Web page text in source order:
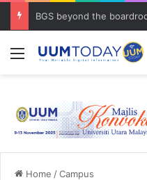
Menu
Home /Campus